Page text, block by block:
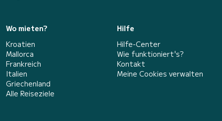
Wo mieten?
Kroatien
Mallorca
Frankreich
Italien
Griechenland
Alle Reiseziele
Hilfe
Hilfe-Center
Wie funktioniert's?
Kontakt
Meine Cookies verwalten